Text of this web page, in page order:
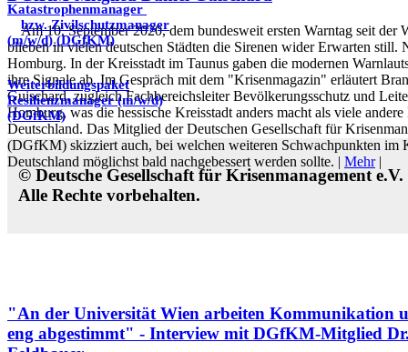
Am 10. September 2020, dem bundesweit ersten Warntag seit der
blieben in vielen deutschen Städten die Sirenen wider Erwarten still.
Homburg. In der Kreisstadt im Taunus gaben die modernen
ihre Signale ab. Im Gespräch mit dem "Krisenmagazin" erläutert
Guischard, zugleich Fachbereichsleiter Bevölkerungsschutz und
Homburg, was die hessische Kreisstadt anders macht als viele
Deutschland. Das Mitglied der Deutschen Gesellschaft für
(DGfKM) skizziert auch, bei welchen weiteren Schwachpunkten im
Deutschland möglichst bald nachgebessert werden sollte. | Mehr|
"An der Universität Wien arbeiten Kommunikation
eng abgestimmt" - Interview mit DGfKM-Mitglied
Katastrophenmanager
bzw. Zivilschutzmanager
(m/w/d) (DGfKM)
Weiterbildungspaket
Resilienzmanager (m/w/d)
(DGfKM)
© Deutsche Gesellschaft für Krisenmanagement
Alle Rechte vorbehalten.